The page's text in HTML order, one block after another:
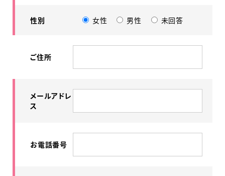
性別 女性 男性 未回答
ご住所
メールアドレ
ス
お電話番号